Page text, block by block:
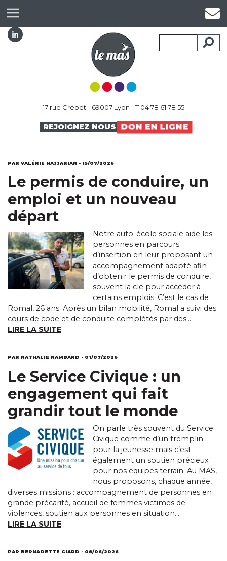
17 rue Crépet - 69007 Lyon - T 04 78 61 78 55
REJOIGNEZ NOUS DON EN LIGNE
PAR VALÉRIE NAJJARIAN - 15/07/2026
Le permis de conduire, un
emploi et un nouveau
départ
Notre auto-école sociale aide les
personnes en parcours
d’insertion en leur proposant un
accompagnement adapté afin
d’obtenir le permis de conduire,
souvent la clé pour accéder à
certains emplois. C’est le cas de
Romal, 26 ans. Après un bilan mobilité, Romal a suivi des
cours de code et de conduite complétés par des...
LIRE LA SUITE
PAR NATHALIE NAMBARD - 01/07/2026
Le Service Civique : un
engagement qui fait
grandir tout le monde
On parle très souvent du Service
Civique comme d’un tremplin
pour la jeunesse mais c’est
également un soutien précieux
pour nos équipes terrain. Au MAS,
nous proposons, chaque année,
diverses missions : accompagnement de personnes en
grande précarité, accueil de femmes victimes de
violences, soutien aux personnes en situation...
LIRE LA SUITE
PAR BERNADETTE GIARD - 08/06/2026